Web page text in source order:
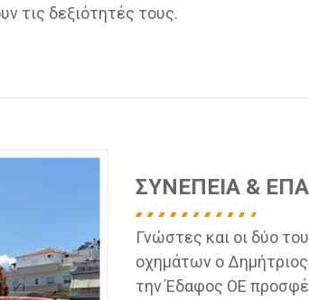
τις δεξιότητές τους.
ΣΥΝΕΠΕΙΑ &
Γνώστες και οι δύο
οχημάτων ο
την Έδαφος ΟΕ